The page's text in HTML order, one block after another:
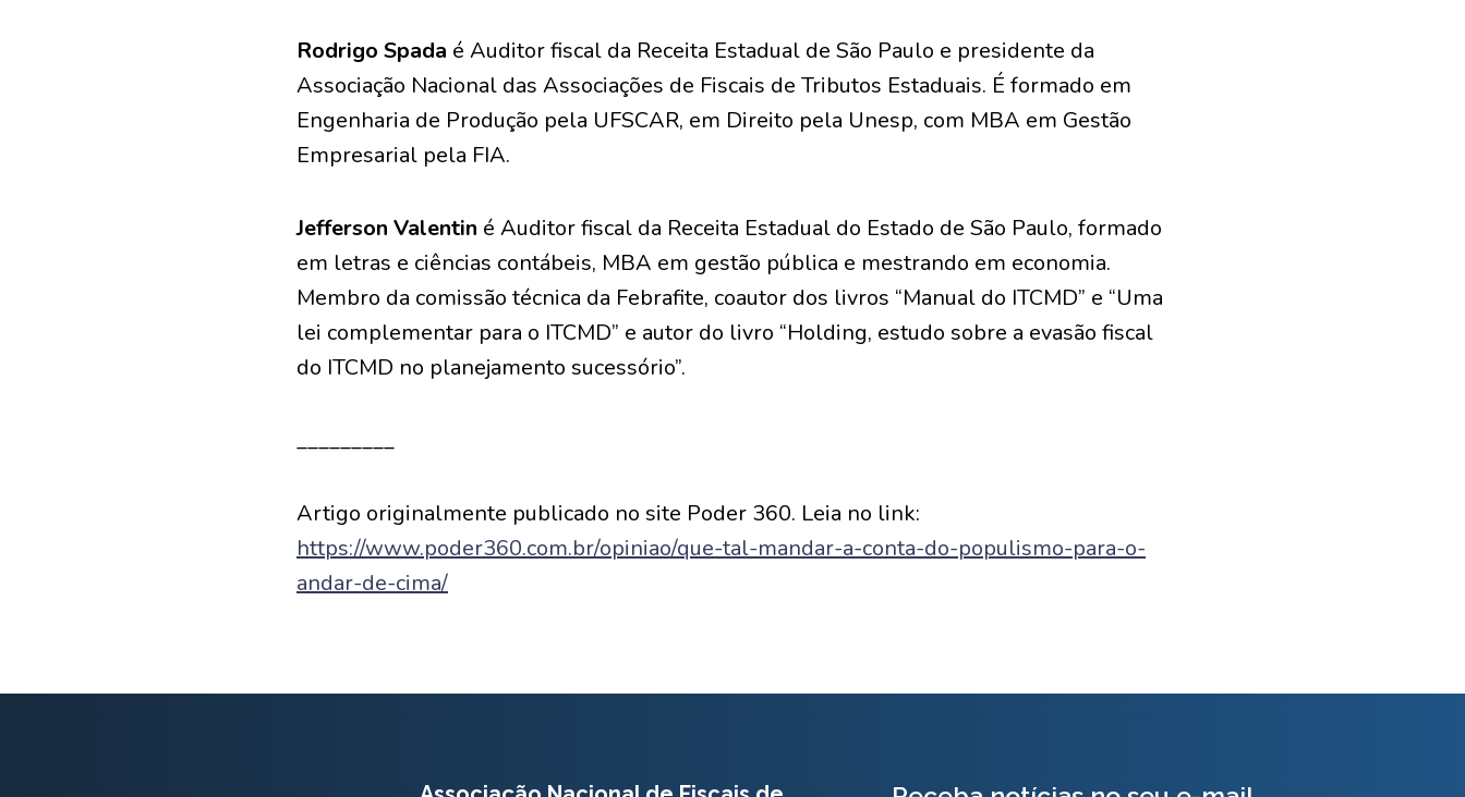
Rodrigo Spada é Auditor fiscal da Receita Estadual de São Paulo e presidente da
Associação Nacional das Associações de Fiscais de Tributos Estaduais. É formado em
Engenharia de Produção pela UFSCAR, em Direito pela Unesp, com MBA em Gestão
Empresarial pela FIA.
Jefferson Valentin é Auditor fiscal da Receita Estadual do Estado de São Paulo, formado
em letras e ciências contábeis, MBA em gestão pública e mestrando em economia.
Membro da comissão técnica da Febrafite, coautor dos livros “Manual do ITCMD” e “Uma
lei complementar para o ITCMD” e autor do livro “Holding, estudo sobre a evasão fiscal
do ITCMD no planejamento sucessório”.
_________
Artigo originalmente publicado no site Poder 360. Leia no link:
https://www.poder360.com.br/opiniao/que-tal-mandar-a-conta-do-populismo-para-o-
andar-de-cima/